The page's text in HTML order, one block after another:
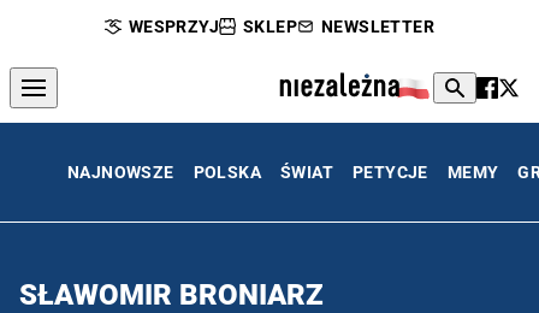
WESPRZYJ SKLEP NEWSLETTER
NAJNOWSZE POLSKA ŚWIAT PETYCJE MEMY
SŁAWOMIR BRONIARZ